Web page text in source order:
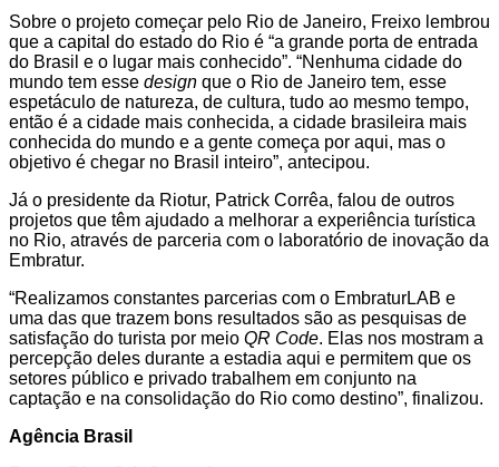
Sobre o projeto começar pelo Rio de Janeiro, Freixo lembrou
que a capital do estado do Rio é “a grande porta de entrada
do Brasil e o lugar mais conhecido”. “Nenhuma cidade do
mundo tem esse design que o Rio de Janeiro tem, esse
espetáculo de natureza, de cultura, tudo ao mesmo tempo,
então é a cidade mais conhecida, a cidade brasileira mais
conhecida do mundo e a gente começa por aqui, mas o
objetivo é chegar no Brasil inteiro”, antecipou.
Já o presidente da Riotur, Patrick Corrêa, falou de outros
projetos que têm ajudado a melhorar a experiência turística
no Rio, através de parceria com o laboratório de inovação da
Embratur.
“Realizamos constantes parcerias com o EmbraturLAB e
uma das que trazem bons resultados são as pesquisas de
satisfação do turista por meio QR Code. Elas nos mostram a
percepção deles durante a estadia aqui e permitem que os
setores público e privado trabalhem em conjunto na
captação e na consolidação do Rio como destino”, finalizou.
Agência Brasil